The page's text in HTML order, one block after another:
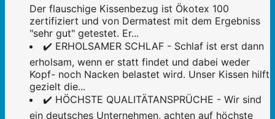
Der flauschige Kissenbezug ist Ökotex 100
zertifiziert und von Dermatest mit dem Ergebniss
"sehr gut" getestet. Er...
✔️ ERHOLSAMER SCHLAF - Schlaf ist erst dann
erholsam, wenn er statt findet und dabei weder
Kopf- noch Nacken belastet wird. Unser Kissen hilft
gezielt die...
✔️ HÖCHSTE QUALITÄTANSPRÜCHE - Wir sind
ein deutsches Unternehmen, achten auf höchste